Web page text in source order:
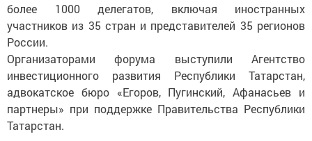
более 1000 делегатов, включая иностранных
участников из 35 стран и представителей 35 регионов
России.
Организаторами форума выступили Агентство
инвестиционного развития Республики Татарстан,
адвокатское бюро «Егоров, Пугинский, Афанасьев и
партнеры» при поддержке Правительства Республики
Татарстан.